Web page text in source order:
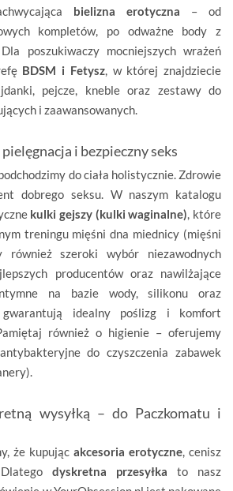
bielizna erotyczna – od
kompletów, po odważne body z
poszukiwaczy mocniejszych wrażeń
BDSM i Fetysz, w której znajdziecie
pejcze, kneble oraz zestawy do
i zaawansowanych.
i bezpieczny seks
do ciała holistycznie. Zdrowie
dobrego seksu. W naszym katalogu
kulki gejszy (kulki waginalne), które
treningu mięśni dna miednicy (mięśni
również szeroki wybór niezawodnych
producentów oraz nawilżające
na bazie wody, silikonu oraz
idealny poślizg i komfort
również o higienie – oferujemy
do czyszczenia zabawek
wysyłką – do Paczkomatu i
że kupując akcesoria erotyczne, cenisz
dyskretna przesyłka to nasz